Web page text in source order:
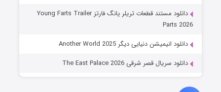
دانلود مستند قطعات تریلر یانگ فارتز Young Farts Trailer
Parts 2026
دانلود انیمیشن دنیایی دیگر Another World 2025
دانلود سریال قصر شرقی The East Palace 2026